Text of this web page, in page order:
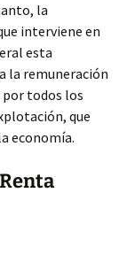
la
interviene en
esta
la remuneración
todos los
que
economía.